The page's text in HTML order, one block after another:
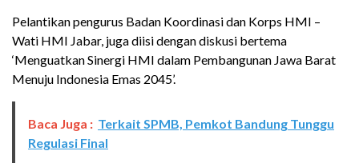
Pelantikan pengurus Badan Koordinasi dan Korps HMI –
Wati HMI Jabar, juga diisi dengan diskusi bertema
‘Menguatkan Sinergi HMI dalam Pembangunan Jawa Barat
Menuju Indonesia Emas 2045’.
Baca Juga : Terkait SPMB, Pemkot Bandung Tunggu
Regulasi Final